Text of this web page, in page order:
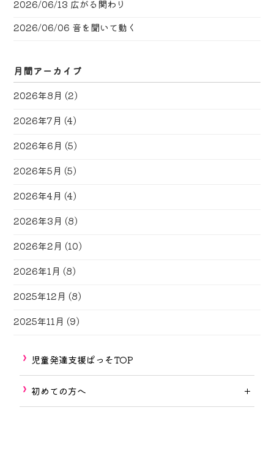
2026/06/13 広がる関わり
2026/06/06 音を聞いて動く
月間アーカイブ
2026年8月 (2)
2026年7月 (4)
2026年6月 (5)
2026年5月 (5)
2026年4月 (4)
2026年3月 (8)
2026年2月 (10)
2026年1月 (8)
2025年12月 (8)
2025年11月 (9)
児童発達支援ぱっそTOP
初めての方へ